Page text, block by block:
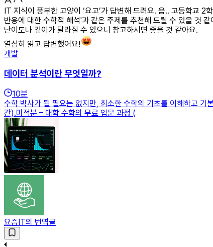
IT 지식이 풍부한 고양이 ‘요고’가 답변해 드려요. 음.. 고등학교
반응에 대한 수학적 해석'과 같은 주제를 추천해 드릴 수 있을 것
난이도나 깊이가 달라질 수 있으니 참고하시면 좋을 것 같아요.
열심히 읽고 답변했어요!
개발
데이터 분석이란 무엇일까?
10분
수학 박사가 될 필요는 없지만, 최소한 수학의 기초를 이해하고
간).미적분 – 대학 수학의 무료 입문 과정 (
요즘IT의 번역글